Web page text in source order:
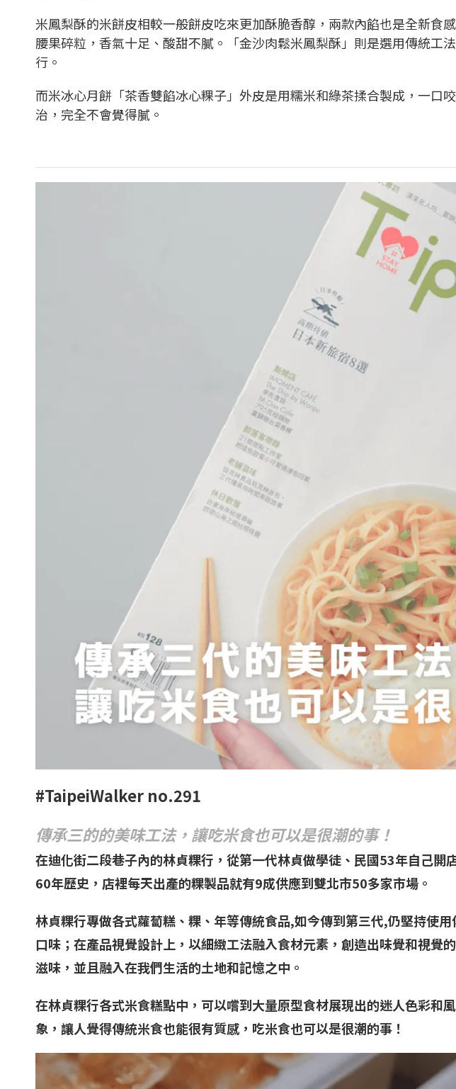
米鳳梨酥的米餅皮相較一般餅皮吃來更加酥脆香醇，兩款內餡也是全新
腰果碎粒，香氣十足、酸甜不膩。「金沙肉鬆米鳳梨酥」則是選用傳統
行。
而米冰心月餅「茶香雙餡冰心粿子」外皮是用糯米和綠茶揉合製成，一
治，完全不會覺得膩。
#TaipeiWalker no.291
傳承三的的美味工法，讓吃米食也可以是很潮的事！
在迪化街二段巷子內的林貞粿行，從第一代林貞做學徒、民國53年自己
60年歷史，店裡每天出產的粿製品就有9成供應到雙北市50多家市場。
林貞粿行專做各式蘿蔔糕、粿、年等傳統食品,如今傳到第三代,仍堅持使
口味；在產品視覺設計上，以細緻工法融入食材元素，創造出味覺和視
滋味，並且融入在我們生活的土地和記憶之中。
在林貞粿行各式米食糕點中，可以嚐到大量原型食材展現出的迷人色彩
象，讓人覺得傳統米食也能很有質感，吃米食也可以是很潮的事！